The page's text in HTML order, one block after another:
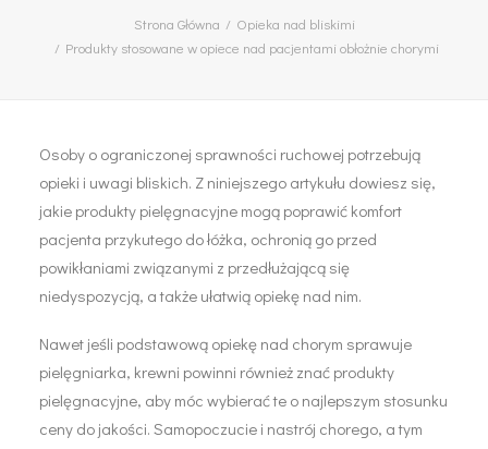
Strona Główna
Opieka nad bliskimi
Produkty stosowane w opiece nad pacjentami obłożnie chorymi
Osoby o ograniczonej sprawności ruchowej potrzebują
opieki i uwagi bliskich. Z niniejszego artykułu dowiesz się,
jakie produkty pielęgnacyjne mogą poprawić komfort
pacjenta przykutego do łóżka, ochronią go przed
powikłaniami związanymi z przedłużającą się
niedyspozycją, a także ułatwią opiekę nad nim.
Nawet jeśli podstawową opiekę nad chorym sprawuje
pielęgniarka, krewni powinni również znać produkty
pielęgnacyjne, aby móc wybierać te o najlepszym stosunku
ceny do jakości. Samopoczucie i nastrój chorego, a tym